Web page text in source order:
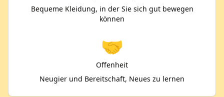
Bequeme Kleidung, in der Sie sich gut bewegen
können
🤝
Offenheit
Neugier und Bereitschaft, Neues zu lernen